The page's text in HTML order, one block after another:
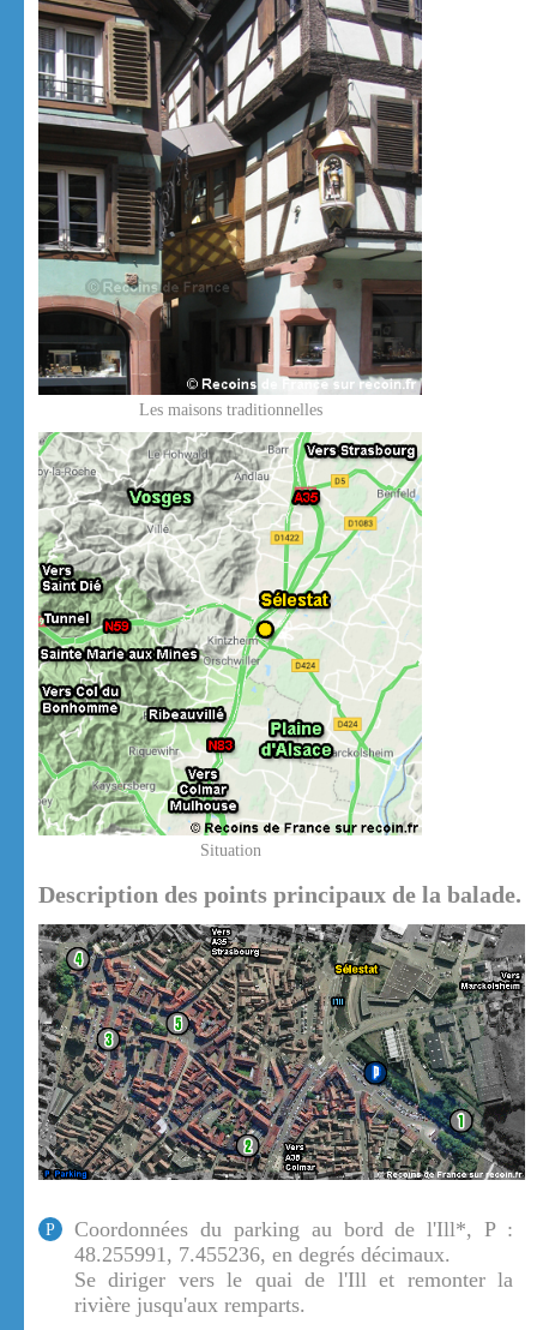
Les maisons traditionnelles
Situation
Description des points principaux de la balade.
P
Coordonnées du parking au bord de l'Ill*, P :
48.255991, 7.455236, en degrés décimaux.
Se diriger vers le quai de l'Ill et remonter la
rivière jusqu'aux remparts.